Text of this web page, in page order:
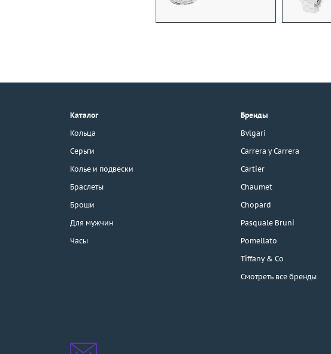
г. Москва, Тихвинский пер., д. 7,
3D-тур по шоуруму
Каталог
Кольца
Серьги
Колье и подвески
Браслеты
Броши
Для мужчин
Часы
Бренды
Bvlgari
Carrera y Carrera
Cartier
Chaumet
Chopard
Pasquale Bruni
Pomellato
Tiffany & Co
Смотреть все бренды